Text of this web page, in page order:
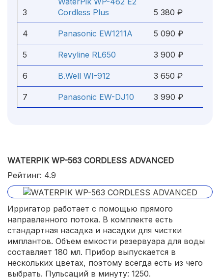
3
Cordless Plus
5 380 ₽
4 Panasonic EW1211A 5 090 ₽
5 Revyline RL650 3 900 ₽
6 B.Well WI-912 3 650 ₽
7 Panasonic EW-DJ10 3 990 ₽
WATERPIK WP-563 CORDLESS ADVANCED
Рейтинг: 4.9
Ирригатор работает с помощью прямого
направленного потока. В комплекте есть
стандартная насадка и насадки для чистки
имплантов. Объем емкости резервуара для воды
составляет 180 мл. Прибор выпускается в
нескольких цветах, поэтому всегда есть из чего
выбрать. Пульсаций в минуту: 1250.